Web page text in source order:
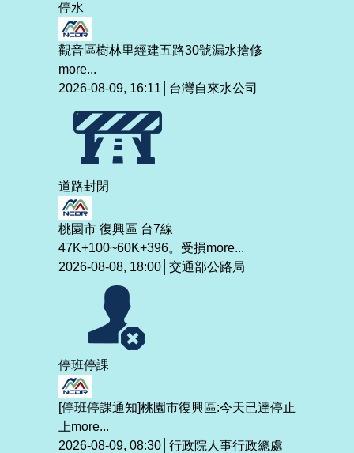
停水
觀音區樹林里經建五路30號漏水搶修
more...
2026-08-09, 16:11│台灣自來水公司
道路封閉
桃園市 復興區 台7線
47K+100~60K+396。受損more...
2026-08-08, 18:00│交通部公路局
停班停課
[停班停課通知]桃園市復興區:今天已達停止
上more...
2026-08-09, 08:30│行政院人事行政總處